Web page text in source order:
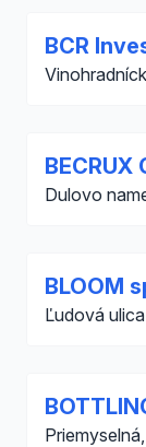
BCR
BECRUX
Dulovo
BLOOM
Ľudová